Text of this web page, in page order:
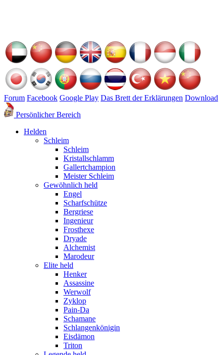
Forum Facebook Google Play Das Brett der Erklärungen Download
Persönlicher Bereich
Helden
Schleim
Schleim
Kristallschlamm
Gallertchampion
Meister Schleim
Gewöhnlich held
Engel
Scharfschütze
Bergriese
Ingenieur
Frosthexe
Dryade
Alchemist
Marodeur
Elite held
Henker
Assassine
Werwolf
Zyklop
Pain-Da
Schamane
Schlangenkönigin
Eisdämon
Triton